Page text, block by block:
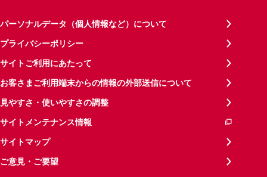
パーソナルデータ（個人情報など）について
プライバシーポリシー
サイトご利用にあたって
お客さまご利用端末からの情報の外部送信について
見やすさ・使いやすさの調整
サイトメンテナンス情報
サイトマップ
ご意見・ご要望